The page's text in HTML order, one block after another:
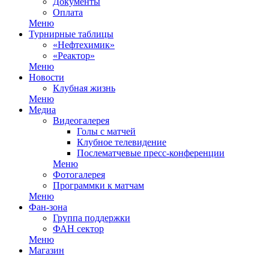
Оплата
Меню
Турнирные таблицы
«Нефтехимик»
«Реактор»
Меню
Новости
Клубная жизнь
Меню
Медиа
Видеогалерея
Голы с матчей
Клубное телевидение
Послематчевые пресс-конференции
Меню
Фотогалерея
Программки к матчам
Меню
Фан-зона
Группа поддержки
ФАН сектор
Меню
Магазин